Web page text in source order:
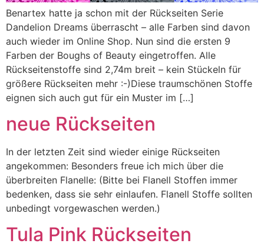
Benartex hatte ja schon mit der Rückseiten Serie
Dandelion Dreams überrascht – alle Farben sind davon
auch wieder im Online Shop. Nun sind die ersten 9
Farben der Boughs of Beauty eingetroffen. Alle
Rückseitenstoffe sind 2,74m breit – kein Stückeln für
größere Rückseiten mehr :-)Diese traumschönen Stoffe
eignen sich auch gut für ein Muster im […]
neue Rückseiten
In der letzten Zeit sind wieder einige Rückseiten
angekommen: Besonders freue ich mich über die
überbreiten Flanelle: (Bitte bei Flanell Stoffen immer
bedenken, dass sie sehr einlaufen. Flanell Stoffe sollten
unbedingt vorgewaschen werden.)
Tula Pink Rückseiten